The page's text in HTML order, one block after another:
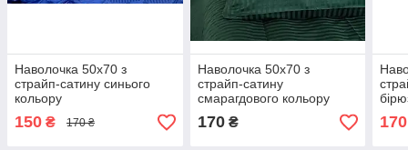
Наволочка 50х70 з
страйп-сатину синього
кольору
150 ₴ 170 ₴
Наволочка 50х70 з
страйп-сатину
смарагдового кольору
170₴ 170